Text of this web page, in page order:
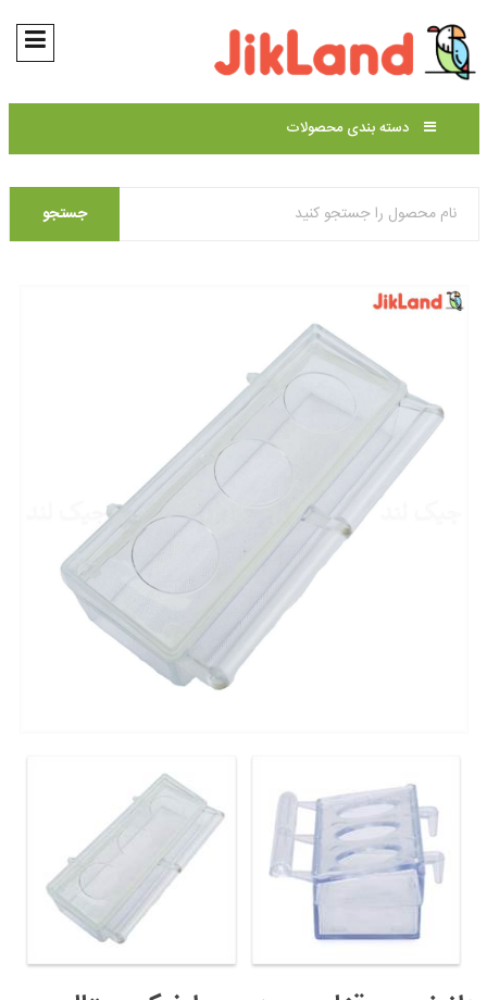
دسته بندی محصولات
جستجو